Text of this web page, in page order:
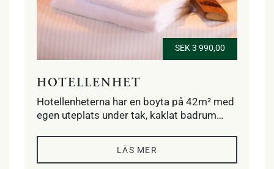
HOTELLENHET
Hotellenheterna har en boyta på 42m² med
egen uteplats under tak, kaklat badrum
hårtork. Sovrum med två enkelsängar
alternativt dubbelsäng och vardagsrum
LÄS MER
SEK 3 990,00